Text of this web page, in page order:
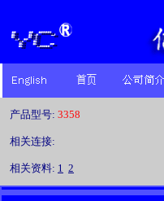
产品型号: 3358
相关连接:
相关资料: 1 2